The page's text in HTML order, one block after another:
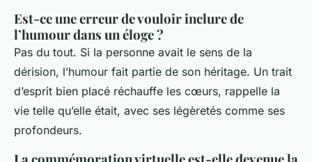
Est-ce une erreur de vouloir inclure de
l’humour dans un éloge ?
Pas du tout. Si la personne avait le sens de la
dérision, l’humour fait partie de son héritage. Un trait
d’esprit bien placé réchauffe les cœurs, rappelle la
vie telle qu’elle était, avec ses légèretés comme ses
profondeurs.